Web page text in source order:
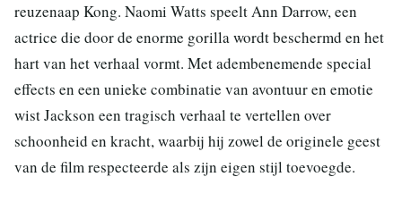
reuzenaap Kong. Naomi Watts speelt Ann Darrow, een
actrice die door de enorme gorilla wordt beschermd en het
hart van het verhaal vormt. Met adembenemende special
effects en een unieke combinatie van avontuur en emotie
wist Jackson een tragisch verhaal te vertellen over
schoonheid en kracht, waarbij hij zowel de originele geest
van de film respecteerde als zijn eigen stijl toevoegde.